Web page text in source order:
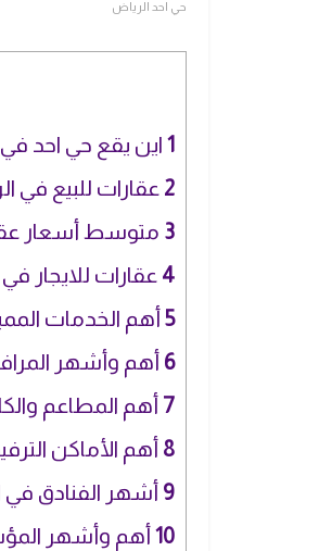
حي احد الرياض
1 اين يقع حي احد
2 عقارات للبيع في
3 متوسط أسعار
4 عقارات للايجار
5 أهم الخدمات
6 أهم وأشهر
7 أهم المطاعم
8 أهم الأماكن
9 أشهر الفنادق في
10 أهم وأشهر